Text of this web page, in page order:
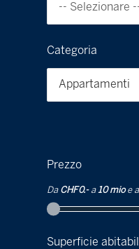
-- Selezionare
Categoria
Appartamenti
Prezzo
Da CHF 0.- a 10 mio e
Superficie